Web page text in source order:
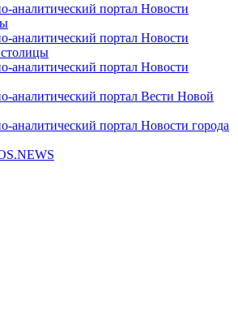
аналитический портал Новости
аналитический портал Новости
столицы
аналитический портал Новости
аналитический портал Вести Новой
аналитический портал Новости города